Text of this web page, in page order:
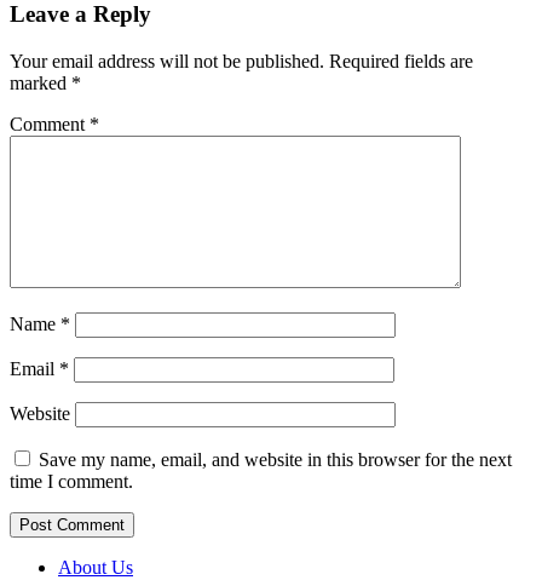
Leave a Reply
Your email address will not be published. Required fields are
marked *
Comment *
Name *
Email *
Website
Save my name, email, and website in this browser for the next
time I comment.
About Us